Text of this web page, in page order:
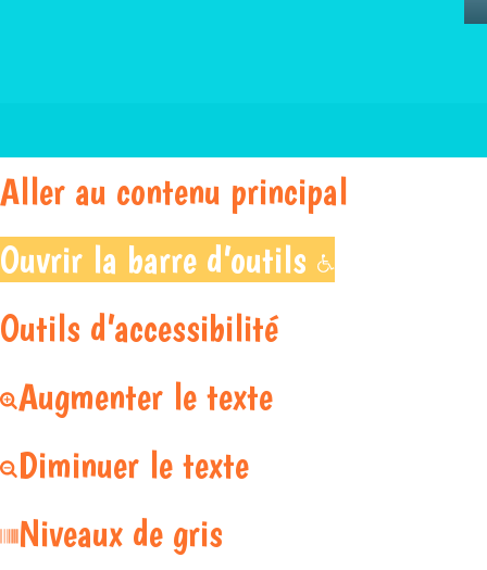
Aller au contenu principal
Ouvrir la barre d’outils
Outils d’accessibilité
Augmenter le texte
Diminuer le texte
Niveaux de gris